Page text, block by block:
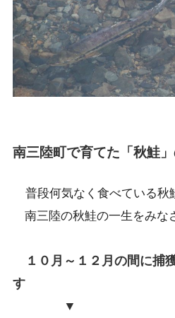
南三陸町で育てた「秋鮭
普段何気なく食べている秋
南三陸の秋鮭の一生をみな
１０月～１２月の間に捕
す
▼